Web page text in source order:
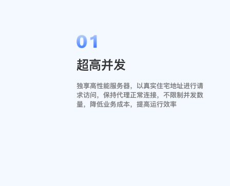
01
超高并发
独享高性能服务器，以真实住宅地址进行请
求访问，保持代理正常连接，不限制并发数
量，降低业务成本，提高运行效率